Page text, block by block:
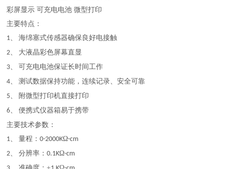
彩屏显示 可充电电池 微型打印
主要特点：
1、海绵塞式传感器确保良好电接触
2、 大液晶彩色屏幕直显
3、 可充电电池保证长时间工作
4、测试数据保持功能，连续记录、安全可靠
5、
附微型打印机直接打印
6、便携式仪器箱易于携带
主要技术参数：
1、量程：0-2000KΩ-cm
2、分辨率：0.1KΩ-cm